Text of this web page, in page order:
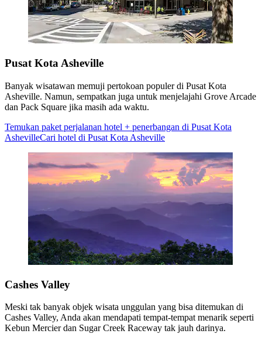
Pusat Kota Asheville
Banyak wisatawan memuji pertokoan populer di Pusat Kota
Asheville. Namun, sempatkan juga untuk menjelajahi Grove Arcade
dan Pack Square jika masih ada waktu.
Temukan paket perjalanan hotel + penerbangan di Pusat Kota
AshevilleCari hotel di Pusat Kota Asheville
Cashes Valley
Meski tak banyak objek wisata unggulan yang bisa ditemukan di
Cashes Valley, Anda akan mendapati tempat-tempat menarik seperti
Kebun Mercier dan Sugar Creek Raceway tak jauh darinya.